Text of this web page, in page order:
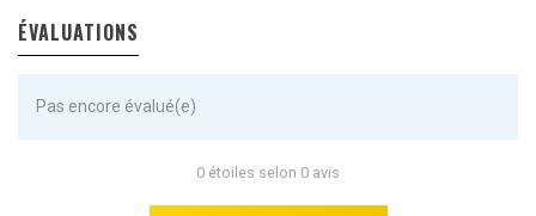
ÉVALUATIONS
Pas encore évalué(e)
0 étoiles selon 0 avis